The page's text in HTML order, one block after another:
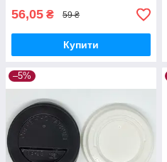
56,05 ₴ 59 ₴
Купити
–5%